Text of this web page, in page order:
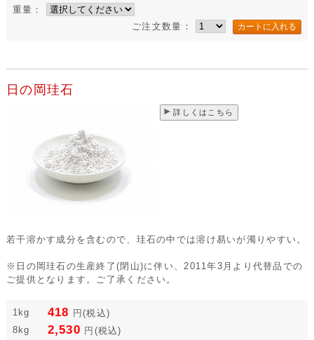
重量：
ご注文数量：
日の岡珪石
詳しくはこちら
若干溶かす成分を含むので、珪石の中では溶け易いが濁りやすい。
※日の岡珪石の生産終了(閉山)に伴い、2011年3月より代替品での
ご提供となります。ご了承ください。
1kg 418 円 (税込)
8kg
2,530 円 (税込)